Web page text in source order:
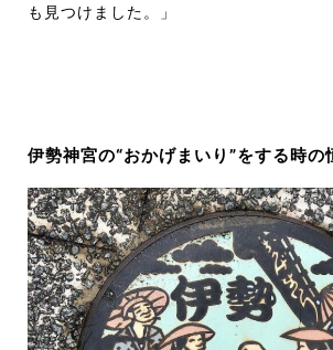
も見つけました。」
伊勢神宮の“おかげまいり ”をする時の